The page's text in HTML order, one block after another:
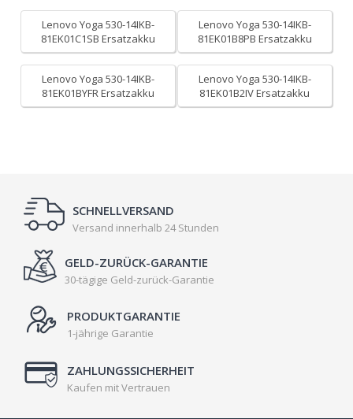
Lenovo Yoga 530-14IKB-
81EK01C1SB Ersatzakku
Lenovo Yoga 530-14IKB-
81EK01B8PB Ersatzakku
Lenovo Yoga 530-14IKB-
81EK01BYFR Ersatzakku
Lenovo Yoga 530-14IKB-
81EK01B2IV Ersatzakku
SCHNELLVERSAND
Versand innerhalb 24 Stunden
GELD-ZURÜCK-GARANTIE
30-tägige Geld-zurück-Garantie
PRODUKTGARANTIE
1-jährige Garantie
ZAHLUNGSSICHERHEIT
Kaufen mit Vertrauen